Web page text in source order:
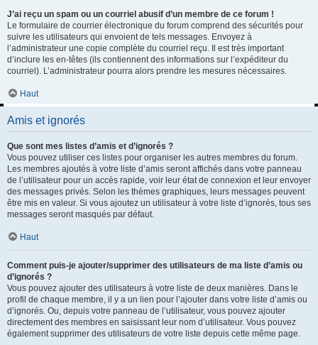
J’ai reçu un spam ou un courriel abusif d’un membre de ce forum !
Le formulaire de courrier électronique du forum comprend des sécurités pour
suivre les utilisateurs qui envoient de tels messages. Envoyez à
l’administrateur une copie complète du courriel reçu. Il est très important
d’inclure les en-têtes (ils contiennent des informations sur l’expéditeur du
courriel). L’administrateur pourra alors prendre les mesures nécessaires.
Haut
Amis et ignorés
Que sont mes listes d’amis et d’ignorés ?
Vous pouvez utiliser ces listes pour organiser les autres membres du forum.
Les membres ajoutés à votre liste d’amis seront affichés dans votre panneau
de l’utilisateur pour un accès rapide, voir leur état de connexion et leur envoyer
des messages privés. Selon les thèmes graphiques, leurs messages peuvent
être mis en valeur. Si vous ajoutez un utilisateur à votre liste d’ignorés, tous ses
messages seront masqués par défaut.
Haut
Comment puis-je ajouter/supprimer des utilisateurs de ma liste d’amis ou
d’ignorés ?
Vous pouvez ajouter des utilisateurs à votre liste de deux manières. Dans le
profil de chaque membre, il y a un lien pour l’ajouter dans votre liste d’amis ou
d’ignorés. Ou, depuis votre panneau de l’utilisateur, vous pouvez ajouter
directement des membres en saisissant leur nom d’utilisateur. Vous pouvez
également supprimer des utilisateurs de votre liste depuis cette même page.